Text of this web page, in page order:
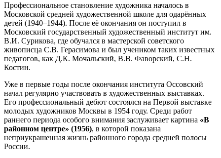
Профессиональное становление художника началось в
Московской средней художественной школе для одарённых
детей (1940–1944). После её окончания он поступил в
Московский государственный художественный институт им.
В.И. Сурикова, где обучался в мастерской советского
живописца С.В. Герасимова и был учеником таких известных
педагогов, как Д.К. Мочальский, В.В. Фаворский, С.Н.
Костин.
Уже в первые годы после окончания института Оссовский
начал регулярно участвовать в художественных выставках.
Его профессиональный дебют состоялся на Первой выставке
молодых художников Москвы в 1954 году. Среди работ
раннего периода особого внимания заслуживает картина «В
районном центре» (1956), в которой показана
неприукрашенная жизнь районного города средней полосы
России.